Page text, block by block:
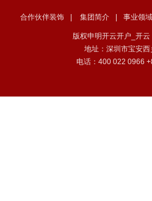
合作伙伴装饰 | 集团简介 | 事业领域
版权申明开云开户_开
地址：深圳市宝安
电话：400 022 0966